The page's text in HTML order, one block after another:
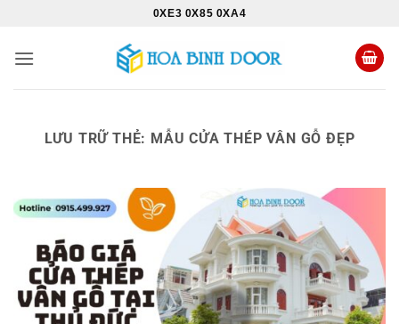
nội
0XE3 0X85 0XA4
LƯU TRỮ THẺ: MẪU CỬA THÉP VÂN GỖ ĐẸP